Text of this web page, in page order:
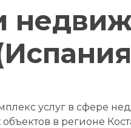
услуг в сфере
в регионе